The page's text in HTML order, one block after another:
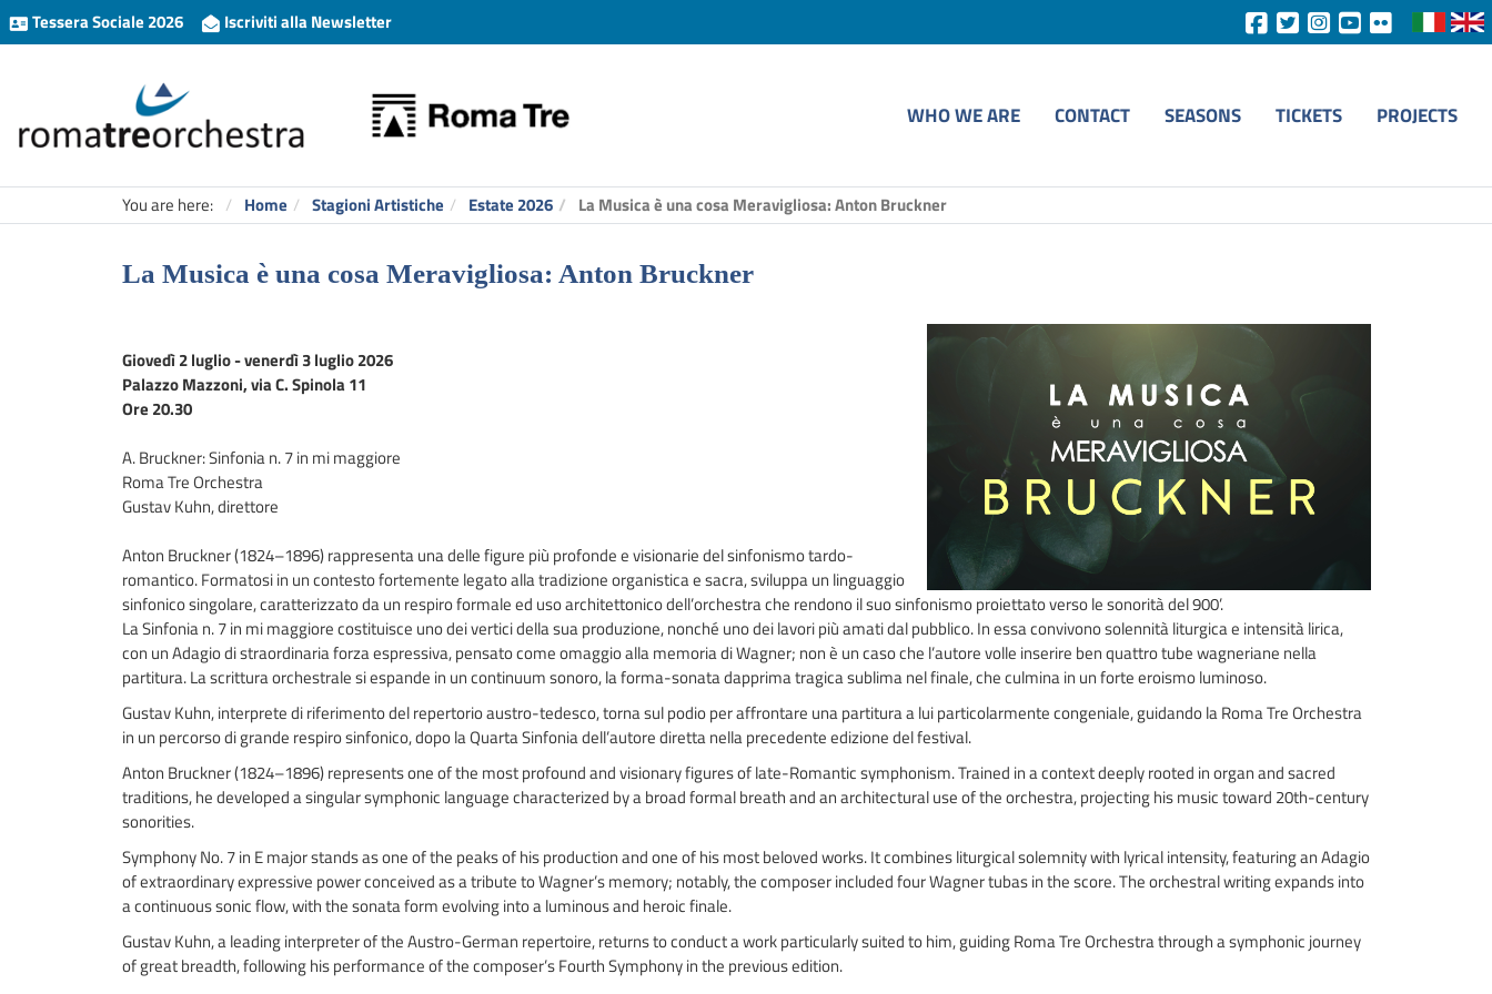
Tessera Sociale 2026 Iscriviti alla Newsletter
WHO WE ARE CONTACT SEASONS TICKETS PROJECTS
You are here: Home Stagioni Artistiche Estate 2026 La Musica è una cosa Meravigliosa: Anton Bruckner
La Musica è una cosa Meravigliosa: Anton Bruckner
Giovedì 2 luglio - venerdì 3 luglio 2026
Palazzo Mazzoni, via C. Spinola 11
Ore 20.30
A. Bruckner: Sinfonia n. 7 in mi maggiore
Roma Tre Orchestra
Gustav Kuhn, direttore
Anton Bruckner (1824–1896) rappresenta una delle figure più profonde e visionarie del sinfonismo tardo-
romantico. Formatosi in un contesto fortemente legato alla tradizione organistica e sacra, sviluppa un linguaggio
sinfonico singolare, caratterizzato da un respiro formale ed uso architettonico dell’orchestra che rendono il suo sinfonismo proiettato verso le sonorità del 900’.
La Sinfonia n. 7 in mi maggiore costituisce uno dei vertici della sua produzione, nonché uno dei lavori più amati dal pubblico. In essa convivono solennità liturgica e intensità lirica,
con un Adagio di straordinaria forza espressiva, pensato come omaggio alla memoria di Wagner; non è un caso che l’autore volle inserire ben quattro tube wagneriane nella
partitura. La scrittura orchestrale si espande in un continuum sonoro, la forma-sonata dapprima tragica sublima nel finale, che culmina in un forte eroismo luminoso.
Gustav Kuhn, interprete di riferimento del repertorio austro-tedesco, torna sul podio per affrontare una partitura a lui particolarmente congeniale, guidando la Roma Tre Orchestra
in un percorso di grande respiro sinfonico, dopo la Quarta Sinfonia dell’autore diretta nella precedente edizione del festival.
Anton Bruckner (1824–1896) represents one of the most profound and visionary figures of late-Romantic symphonism. Trained in a context deeply rooted in organ and sacred
traditions, he developed a singular symphonic language characterized by a broad formal breath and an architectural use of the orchestra, projecting his music toward 20th-century
sonorities.
Symphony No. 7 in E major stands as one of the peaks of his production and one of his most beloved works. It combines liturgical solemnity with lyrical intensity, featuring an Adagio
of extraordinary expressive power conceived as a tribute to Wagner’s memory; notably, the composer included four Wagner tubas in the score. The orchestral writing expands into
a continuous sonic flow, with the sonata form evolving into a luminous and heroic finale.
Gustav Kuhn, a leading interpreter of the Austro-German repertoire, returns to conduct a work particularly suited to him, guiding Roma Tre Orchestra through a symphonic journey
of great breadth, following his performance of the composer’s Fourth Symphony in the previous edition.